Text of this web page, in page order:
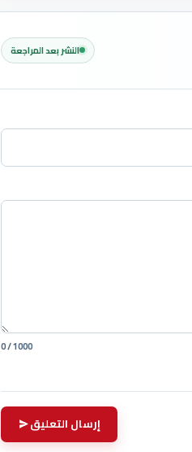
النشر بعد المراجعة
0 / 1000
إرسال التعليق